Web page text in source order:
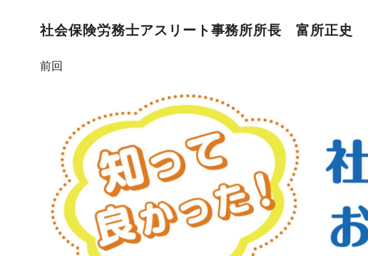
社会保険労務士アスリート事務所所長 富所正史
前回